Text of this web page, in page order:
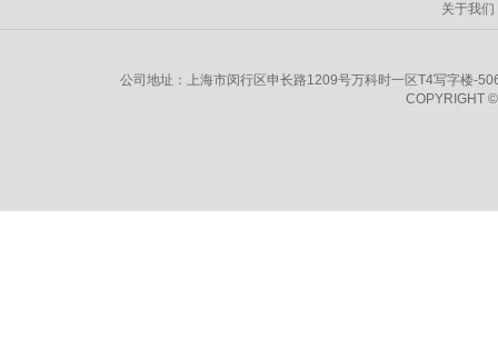
关于我们
公司地址：上海市闵行区申长路1209号万科时一区T4写字楼-
COPYRIGHT